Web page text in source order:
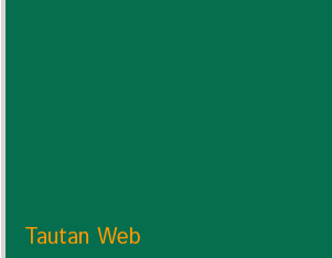
Tautan Web